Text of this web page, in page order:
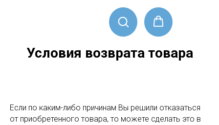
Условия возврата товара
Если по каким-либо причинам Вы решили отказаться
от приобретенного товара, то можете сделать это в